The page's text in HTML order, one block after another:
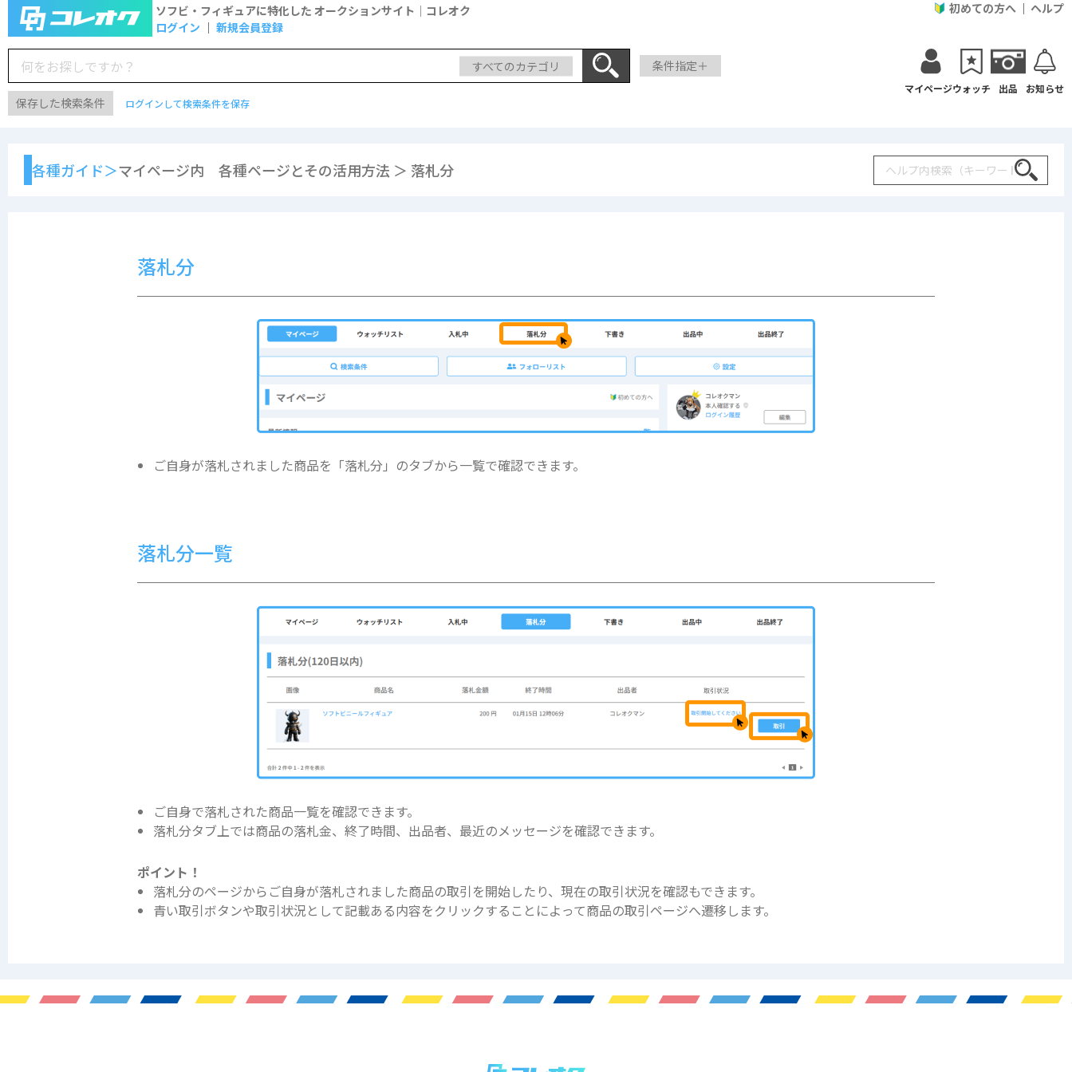
ソフビ・フィギュアに特化した オークションサイト｜コレオク
ログイン
新規会員登録
初めての方へ ヘルプ
すべてのカテゴリ 条件指定＋
保存した検索条件 ログインして検索条件を保存
マイページウォッチ 出品 お知らせ
各種ガイド＞マイページ内 各種ページとその活用方法 ＞ 落札分 Search
落札分
ご自身が落札されました商品を「落札分」のタブから一覧で確認できます。
落札分一覧
ご自身で落札された商品一覧を確認できます。
落札分タブ上では商品の落札金、終了時間、出品者、最近のメッセージを確認できます。
ポイント！
落札分のページからご自身が落札されました商品の取引を開始したり、現在の取引状況を確認もできます。
青い取引ボタンや取引状況として記載ある内容をクリックすることによって商品の取引ページへ遷移します。